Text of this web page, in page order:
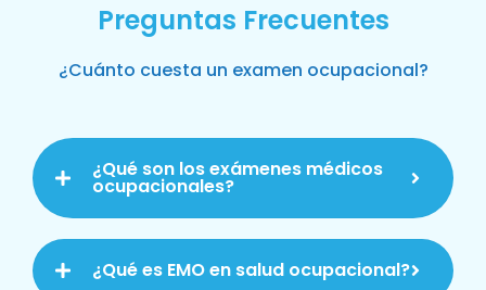
Preguntas Frecuentes
¿Cuánto cuesta un examen ocupacional?
¿Qué son los exámenes médicos
ocupacionales?
¿Qué es EMO en salud ocupacional?